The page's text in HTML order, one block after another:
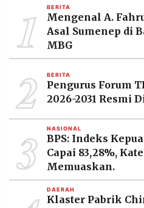
RESOLUSI
MEDIA
PRAMUDITA
1 BERITA
Mengenal A.
Asal Sumenep di
MBG
2 BERITA
Pengurus Forum
2026-2031 Resmi
3 NASIONAL
BPS: Indeks
Capai 83,28%,
Memuaskan.
DAERAH
Klaster Pabrik